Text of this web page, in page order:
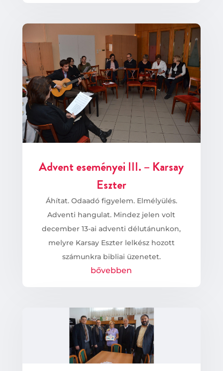
Advent eseményei III. – Karsay
Eszter
Áhítat. Odaadó figyelem. Elmélyülés.
Adventi hangulat. Mindez jelen volt
december 13-ai adventi délutánunkon,
melyre Karsay Eszter lelkész hozott
számunkra bibliai üzenetet.
bővebben